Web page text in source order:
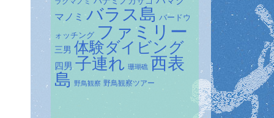
マノミ バラス島 バードウ
ォッチング ファミリー
三男 体験ダイビング
四男 子連れ 珊瑚礁 西表
島
野鳥観察 野鳥観察ツアー